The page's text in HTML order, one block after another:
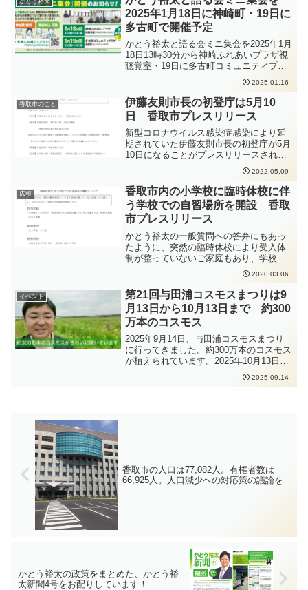
につなげて行けたらいいなと思います。
2025年1月18日に神崎町・19日に
多古町で開催予定
かとう裕太と語る会ミニ集会を2025年1月
18日13時30分から神崎ふれあいプラザ視
聴覚室・19日に多古町コミュニティプラ
ザ会議室で開催する予定です。参加費無
料・事前申込不要ですので、お気軽にお
越しください。かとう裕太と語る会ミニ
集会は2月以降も開催予定です。開催予定
日が決まりましたら改めてご連絡いたし
ますので、そちらもご参加いただけると
嬉しいです。
2025.01.16
香取市のこと
伊藤友則市長の初登庁は5月10
日 香取市プレスリリース
新型コロナウイルス感染症感染により延
期されていた伊藤友則市長の初登庁が5月
10日になることがプレスリリースされま
した。初登庁日時は5月10日午前8時20分
で、場所は香取市役所本庁舎１階正面玄
関前となります。雨天時は本庁舎正面入
口内となる予定です。
2022.05.09
広報
香取市内の小学校に臨時休校に伴
う学校での自習場所を開設 香取
市プレスリリース
かとう裕太の一般質問への答弁にもあっ
たように、突然の臨時休校により受入体
制が整っていないご家庭もあり、学校で
の受け入れができないか検討していまし
た。香取市では、そういったご家庭への
支援として、小学校1～3年生で、家庭の
受け入れ状況が整っていない児童また
は、特別な事情のある児童について、市
内の全小学校17校に自習場所を開設する
ことになりました。
2020.03.06
イベント
第21回与田浦コスモスまつりは9
月13日から10月13日まで 約300
万本のコスモス
2025年9月14日、与田浦コスモスまつり
に行ってきました。約300万本のコスモス
が植えられています。2025年10月13日ま
で開催されています。是非お越しくださ
2025.09.14
香取市の人口は77,082人。有権者数は
66,925人。人口減少への対応策の議論を
かとう裕太の政策をまとめた、かとう裕
太新聞4号をお配りしています！